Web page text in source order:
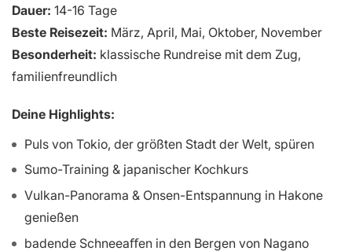
Dauer: 14-16 Tage
Beste Reisezeit: März, April, Mai, Oktober, November
Besonderheit: klassische Rundreise mit dem Zug,
familienfreundlich
Deine Highlights:
Puls von Tokio, der größten Stadt der Welt, spüren
Sumo-Training & japanischer Kochkurs
Vulkan-Panorama & Onsen-Entspannung in Hakone
genießen
badende Schneeaﬀen in den Bergen von Nagano